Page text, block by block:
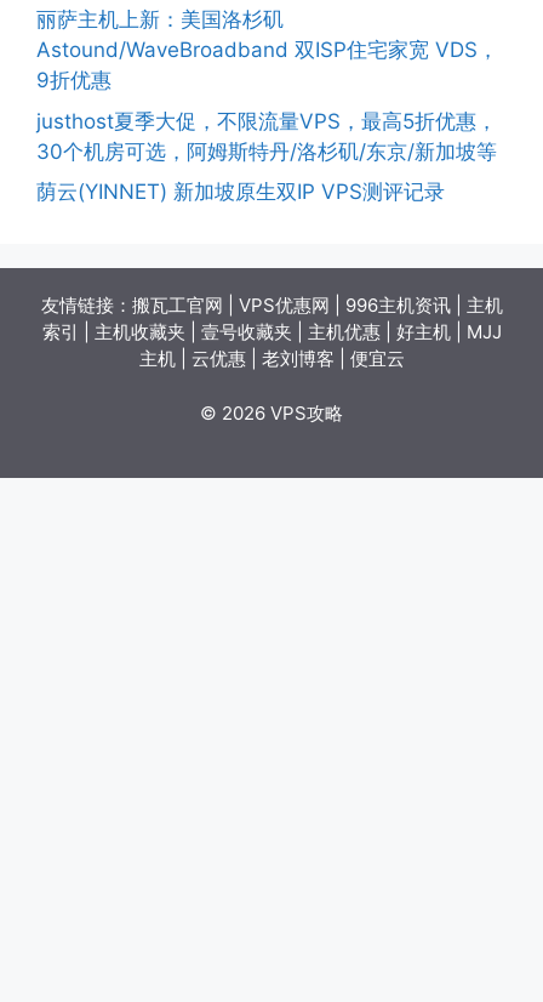
丽萨主机上新：美国洛杉矶
Astound/WaveBroadband 双ISP住宅家宽 VDS，
9折优惠
justhost夏季大促，不限流量VPS，最高5折优惠，
30个机房可选，阿姆斯特丹/洛杉矶/东京/新加坡等
荫云(YINNET) 新加坡原生双IP VPS测评记录
友情链接： 搬瓦工官网 VPS优惠网 996主机资讯| 主机
索引
主机收藏夹 壹号收藏夹 主机优惠| 好主机| MJJ
主机| 云优惠| 老刘博客 便宜云
© 2026 VPS攻略